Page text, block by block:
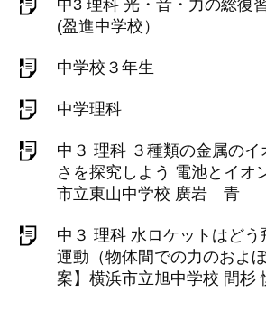
中3 理科 光・音・力の総復
(盈進中学校）
中学校３年生
中学理科
中３ 理科 ３種類の金属の
さを探究しよう 電池とイオ
市立東山中学校 廣岩 青
中３ 理科 水ロケットはど
運動（物体間での力のおよ
案】横浜市立旭中学校 間杉